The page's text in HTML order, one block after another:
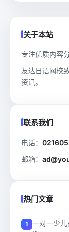
关于本站
专注优质内容
友达日语网校
资讯。
联系我们
电话：
邮箱：
热门文章
一对一少